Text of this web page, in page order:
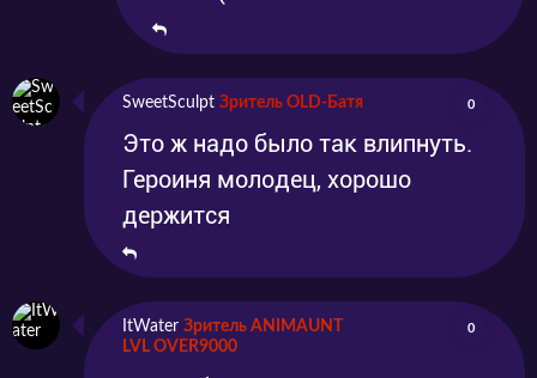
SweetSculpt Зритель OLD-Батя 0
Это ж надо было так влипнуть.
Героиня молодец, хорошо
держится
ItWater Зритель ANIMAUNT
LVL OVER9000
0